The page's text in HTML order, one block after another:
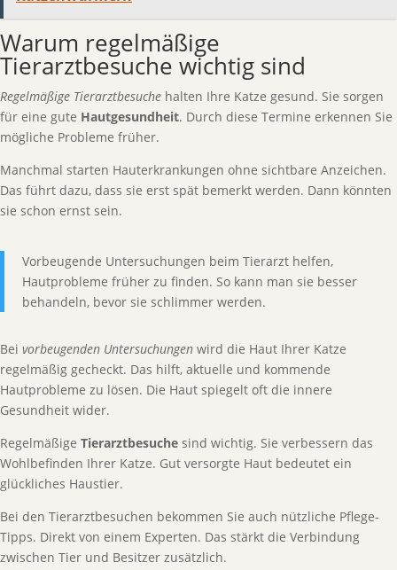
Warum regelmäßige
Tierarztbesuche wichtig sind
Regelmäßige Tierarztbesuche halten Ihre Katze gesund. Sie sorgen
für eine gute Hautgesundheit. Durch diese Termine erkennen Sie
mögliche Probleme früher.
Manchmal starten Hauterkrankungen ohne sichtbare Anzeichen.
Das führt dazu, dass sie erst spät bemerkt werden. Dann könnten
sie schon ernst sein.
Vorbeugende Untersuchungen beim Tierarzt helfen,
Hautprobleme früher zu finden. So kann man sie besser
behandeln, bevor sie schlimmer werden.
Bei vorbeugenden Untersuchungen wird die Haut Ihrer Katze
regelmäßig gecheckt. Das hilft, aktuelle und kommende
Hautprobleme zu lösen. Die Haut spiegelt oft die innere
Gesundheit wider.
Regelmäßige Tierarztbesuche sind wichtig. Sie verbessern das
Wohlbefinden Ihrer Katze. Gut versorgte Haut bedeutet ein
glückliches Haustier.
Bei den Tierarztbesuchen bekommen Sie auch nützliche Pflege-
Tipps. Direkt von einem Experten. Das stärkt die Verbindung
zwischen Tier und Besitzer zusätzlich.